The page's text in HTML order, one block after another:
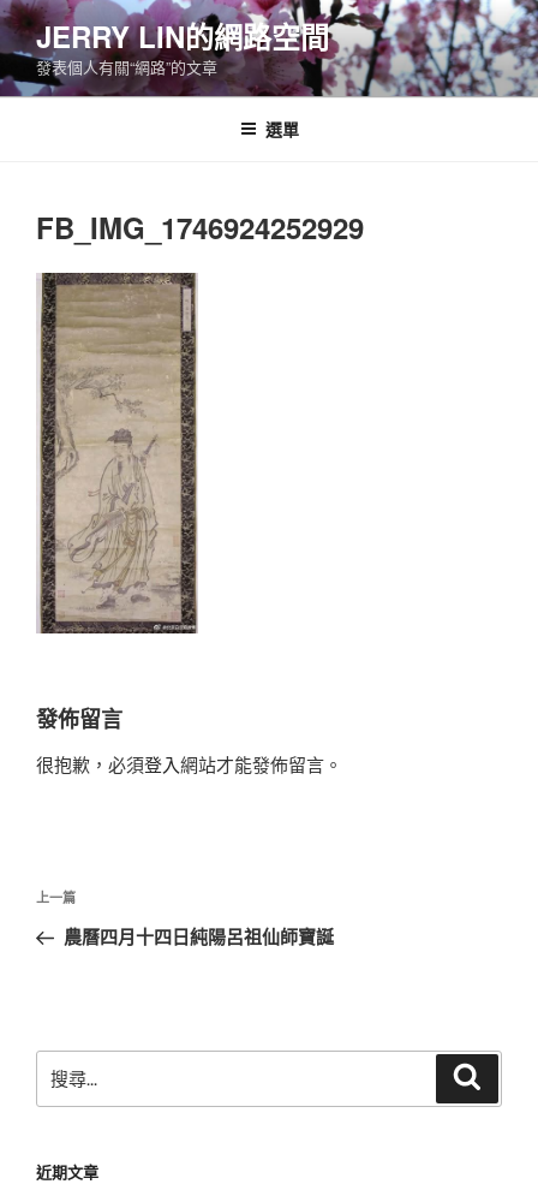
跳
至
主
要
JERRY LIN的網路空間
發表個人有關“網路”的文章
選單
FB_IMG_1746924252929
發佈留言
很抱歉，必須登入網站才能發佈留言。
文
導
上
一
上一篇
農曆四月十四日純陽呂祖仙師寶誕
尋
字:
近期文章